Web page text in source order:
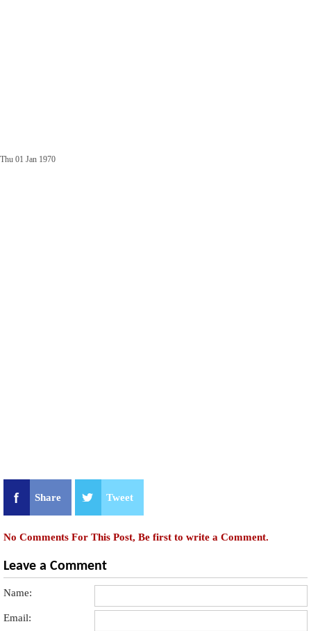
Thu 01 Jan 1970
Share Tweet
No Comments For This Post, Be first to write a Comment.
Leave a Comment
Name:
Email: